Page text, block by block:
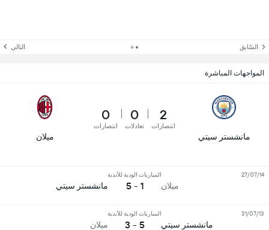
السّابق التالي
المواجهات المباشرة
مانشستر سيتي
2
انتصارات
0
تعادلات
0
انتصارات
ميلان
ميلان
المباريات الودية للأندية
1 - 5 مانشستر سيتي
27/07/14
مانشستر سيتي
المباريات الودية للأندية
5 - 3 ميلان
31/07/13